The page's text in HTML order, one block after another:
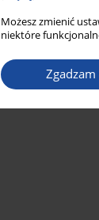
Możesz zmienić
niektóre
Zgadzam